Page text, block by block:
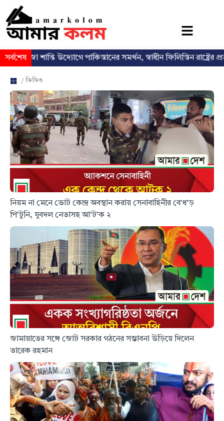
সর্বশেষ
শান্তি উদ্যোগে পাকিস্তানের সমর্থন, স্বাধীন ফিলিস্তিন রাষ্ট্রের প্রত্যাশা
/ ভিডিও
নিয়ম না মেনে ভোট কেন্দ্র অবস্থান করায় সেনাবাহিনীর বে’ধ’ড়
পি’টুনি, যুবদল নেতাসহ আ’ট’ক ২
জামায়াতের সঙ্গে জোট সরকার গঠনের সম্ভাবনা উড়িয়ে দিলেন
তারেক রহমান